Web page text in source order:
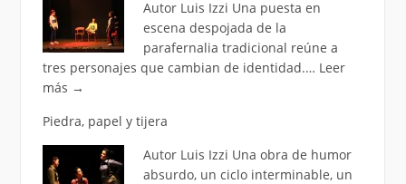
Autor Luis Izzi Una puesta en
escena despojada de la
parafernalia tradicional reúne a
tres personajes que cambian de identidad.… Leer
más →
Piedra, papel y tijera
Autor Luis Izzi Una obra de humor
absurdo, un ciclo interminable, un